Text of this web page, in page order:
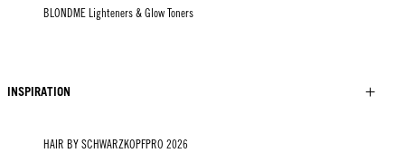
BLONDME Lighteners & Glow Toners
INSPIRATION
HAIR BY SCHWARZKOPFPRO 2026